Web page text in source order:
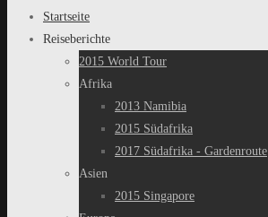
springen
Startseite
Reiseberichte
2015 World Tour
Afrika
2013 Namibia
2015 Südafrika
2017 Südafrika - Gardenroute
Asien
2015 Singapore